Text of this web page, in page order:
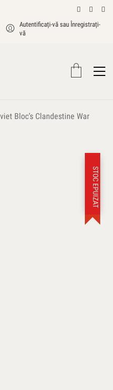
Autentificați-vă sau Înregistrați-
vă
Bloc’s Clandestine War
STOC EPUIZAT